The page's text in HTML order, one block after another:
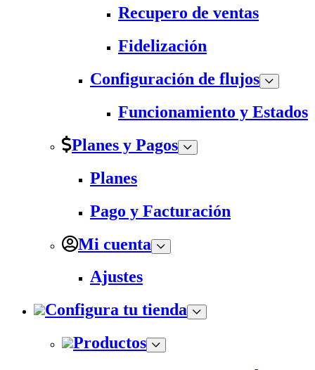
Recupero de ventas
Fidelización
Configuración de flujos
Funcionamiento y Estados
Planes y Pagos
Planes
Pago y Facturación
Mi cuenta
Ajustes
Configura tu tienda
Productos